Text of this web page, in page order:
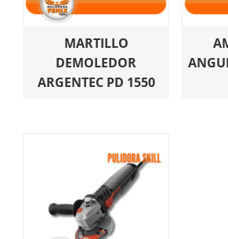
MARTILLO
DEMOLEDOR
ARGENTEC PD 1550